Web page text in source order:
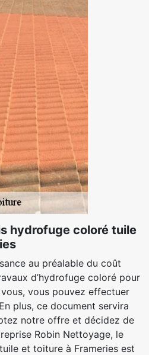
hydrofuge coloré tuile
au préalable du coût
d’hydrofuge coloré pour
vous pouvez effectuer
plus, ce document servira
notre offre et décidez de
Robin Nettoyage, le
et toiture à Frameries est